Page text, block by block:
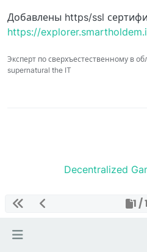
Добавлены https/ssl
https://
Эксперт по сверхъестественному в
supernatural the IT
Decentralized
1 / 1